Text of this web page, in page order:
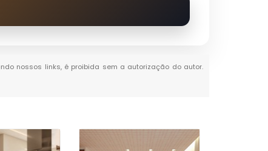
nossos links, é proibida sem a autorização do autor.